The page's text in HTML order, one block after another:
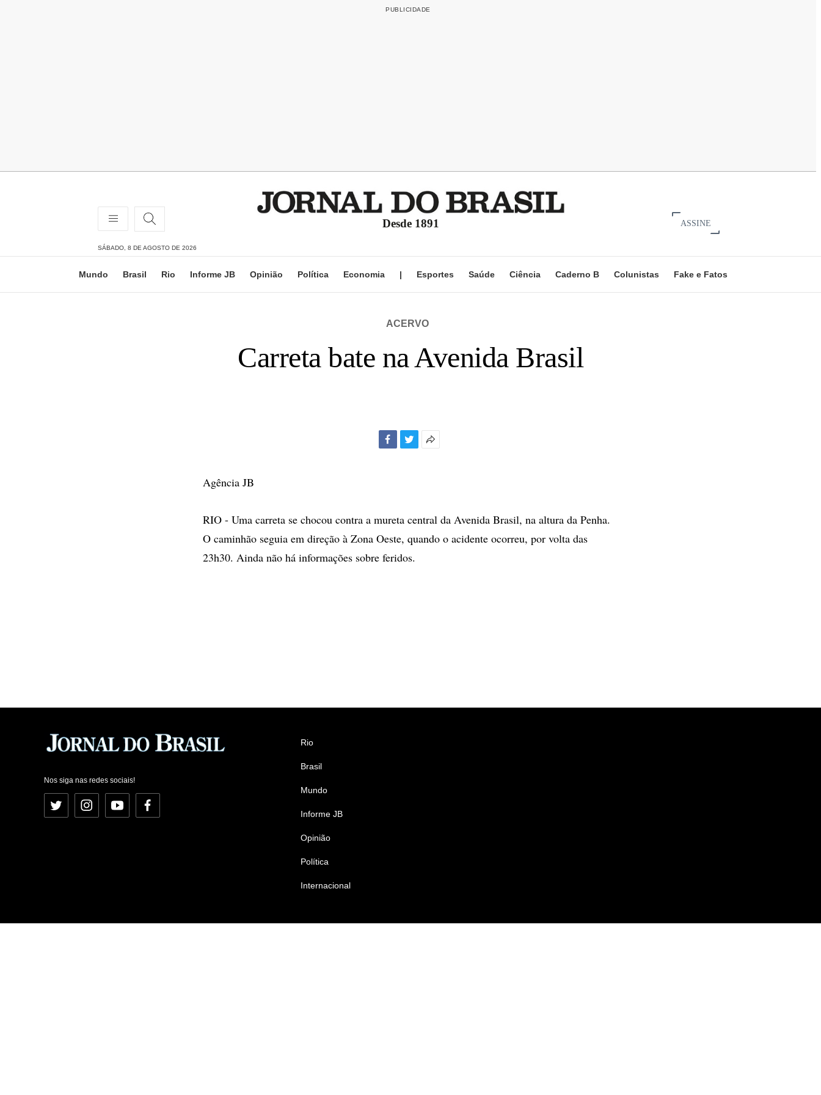
Desde 1891 ASSINE
SÁBADO, 8 DE AGOSTO DE 2026
Mundo Brasil Rio Informe JB Opinião Política Economia | Esportes Saúde Ciência Caderno B Colunistas Fake e Fatos
ACERVO
Carreta bate na Avenida Brasil
Agência JB
RIO - Uma carreta se chocou contra a mureta central da Avenida Brasil, na altura da Penha.
O caminhão seguia em direção à Zona Oeste, quando o acidente ocorreu, por volta das
23h30. Ainda não há informações sobre feridos.
Nos siga nas redes sociais!
Twitter InstagramYouTubeFacebook
Rio
Brasil
Mundo
Informe JB
Opinião
Política
Internacional